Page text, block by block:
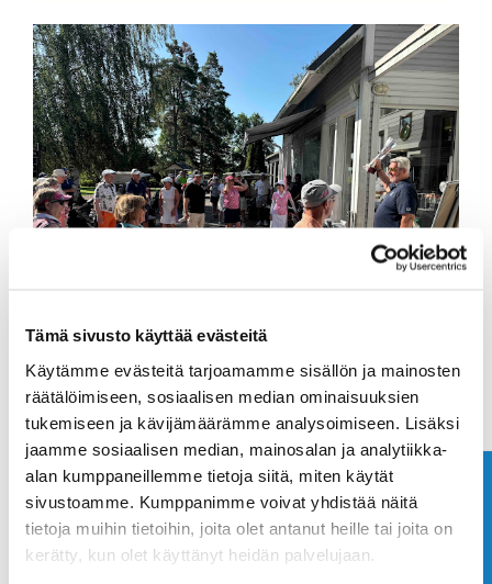
Tämä sivusto käyttää evästeitä
Käytämme evästeitä tarjoamamme sisällön ja mainosten
räätälöimiseen, sosiaalisen median ominaisuuksien
tukemiseen ja kävijämäärämme analysoimiseen. Lisäksi
jaamme sosiaalisen median, mainosalan ja analytiikka-
alan kumppaneillemme tietoja siitä, miten käytät
sivustoamme. Kumppanimme voivat yhdistää näitä
tietoja muihin tietoihin, joita olet antanut heille tai joita on
kerätty, kun olet käyttänyt heidän palvelujaan.